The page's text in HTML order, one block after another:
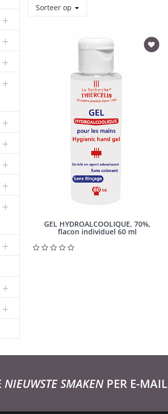
Sorteer op
GEL HYDROALCOOLIQUE, 70%,
flacon individuel 60 ml
NIEUWSTE SMAKEN PER E-MAIL